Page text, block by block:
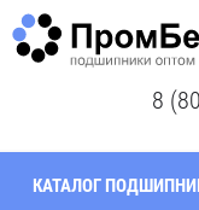
8
КАТАЛОГ